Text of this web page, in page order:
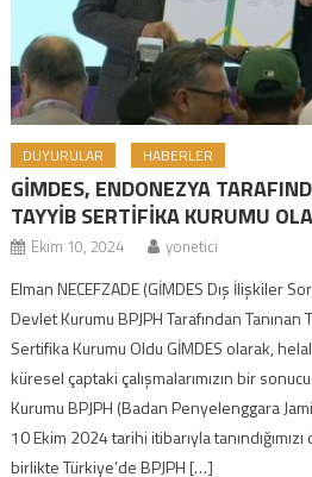
DUYURULAR HABERLER
GİMDES, ENDONEZYA
TAYYİB SERTİFİKA KURUMU
Ekim 10, 2024 yonetici
Elman NECEFZADE (GİMDES Dış İlişkiler
Devlet Kurumu BPJPH Tarafından
Sertifika Kurumu Oldu GİMDES olarak,
küresel çaptaki çalışmalarımızın bir
Kurumu BPJPH (Badan Penyelenggara
10 Ekim 2024 tarihi itibarıyla
birlikte Türkiye’de BPJPH […]